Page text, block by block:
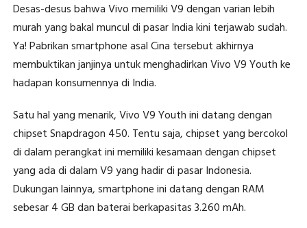
Desas-desus bahwa Vivo memiliki V9 dengan varian lebih
murah yang bakal muncul di pasar India kini terjawab sudah.
Ya! Pabrikan smartphone asal Cina tersebut akhirnya
membuktikan janjinya untuk menghadirkan Vivo V9 Youth ke
hadapan konsumennya di India.
Satu hal yang menarik, Vivo V9 Youth ini datang dengan
chipset Snapdragon 450. Tentu saja, chipset yang bercokol
di dalam perangkat ini memiliki kesamaan dengan chipset
yang ada di dalam V9 yang hadir di pasar Indonesia.
Dukungan lainnya, smartphone ini datang dengan RAM
sebesar 4 GB dan baterai berkapasitas 3.260 mAh.